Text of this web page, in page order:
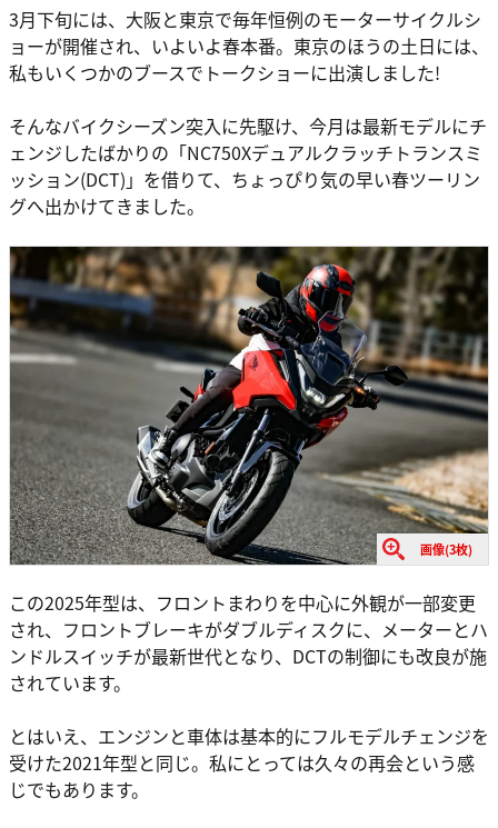
3月下旬には、大阪と東京で毎年恒例のモーターサイクルシ
ョーが開催され、いよいよ春本番。東京のほうの土日には、
私もいくつかのブースでトークショーに出演しました!
そんなバイクシーズン突入に先駆け、今月は最新モデルにチ
ェンジしたばかりの「NC750Xデュアルクラッチトランスミ
ッション(DCT)」を借りて、ちょっぴり気の早い春ツーリン
グへ出かけてきました。
画像(3枚)
この2025年型は、フロントまわりを中心に外観が一部変更
され、フロントブレーキがダブルディスクに、メーターとハ
ンドルスイッチが最新世代となり、DCTの制御にも改良が施
されています。
とはいえ、エンジンと車体は基本的にフルモデルチェンジを
受けた2021年型と同じ。私にとっては久々の再会という感
じでもあります。